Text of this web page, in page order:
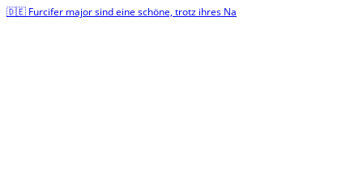
🇩🇪 Furcifer major sind eine schöne, trotz ihres Na